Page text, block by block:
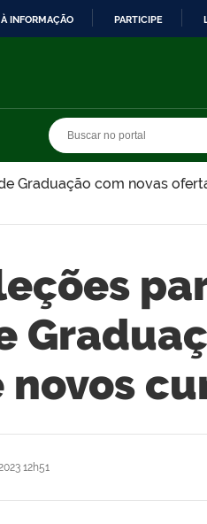
INFORMAÇÃO PARTICIPE
Graduação com novas
12h51